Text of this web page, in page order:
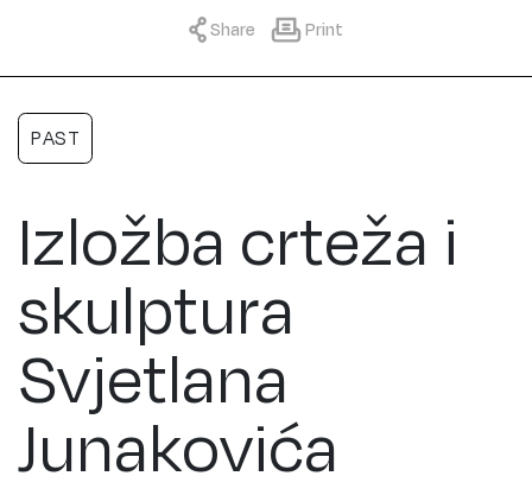
Share Print
PAST
Izložba crteža i
skulptura
Svjetlana
Junakovića